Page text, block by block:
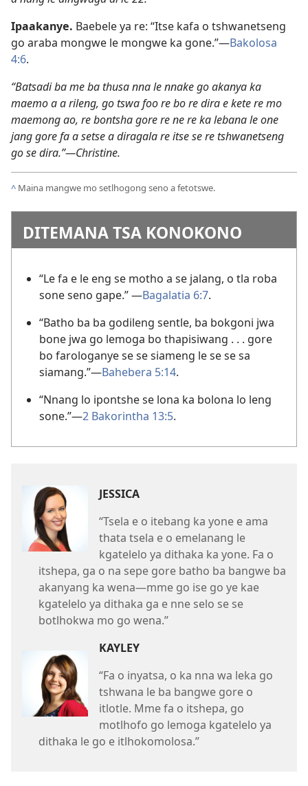
Ipaakanye. Baebele ya re: “Itse kafa o tshwanetseng
go araba mongwe le mongwe ka gone.”—Bakolosa
4:6.
“Batsadi ba me ba thusa nna le nnake go akanya ka
maemo a a rileng, go tswa foo re bo re dira e kete re mo
maemong ao, re bontsha gore re ne re ka lebana le one
jang gore fa a setse a diragala re itse se re tshwanetseng
go se dira.”—Christine.
^ Maina mangwe mo setlhogong seno a fetotswe.
DITEMANA TSA KONOKONO
“Le fa e le eng se motho a se jalang, o tla roba
sone seno gape.” —Bagalatia 6:7.
“Batho ba ba godileng sentle, ba bokgoni jwa
bone jwa go lemoga bo thapisiwang . . . gore
bo farologanye se se siameng le se se sa
siamang.”—Bahebera 5:14.
“Nnang lo ipontshe se lona ka bolona lo leng
sone.”—2 Bakorintha 13:5.
JESSICA
“Tsela e o itebang ka yone e ama
thata tsela e o emelanang le
kgatelelo ya dithaka ka yone. Fa o
itshepa, ga o na sepe gore batho ba bangwe ba
akanyang ka wena—mme go ise go ye kae
kgatelelo ya dithaka ga e nne selo se se
botlhokwa mo go wena.”
KAYLEY
“Fa o inyatsa, o ka nna wa leka go
tshwana le ba bangwe gore o
itlotle. Mme fa o itshepa, go
motlhofo go lemoga kgatelelo ya
dithaka le go e itlhokomolosa.”